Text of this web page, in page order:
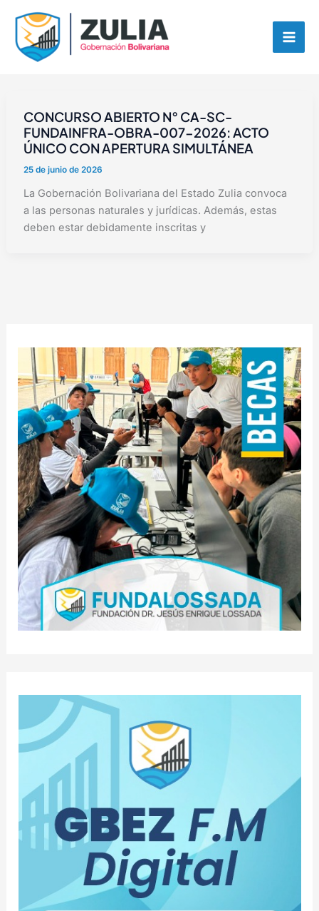
contenido
contenido
CONCURSO ABIERTO N° CA-SC-
FUNDAINFRA-OBRA-007-2026: ACTO
ÚNICO CON APERTURA SIMULTÁNEA
25 de junio de 2026
La Gobernación Bolivariana del Estado Zulia convoca
a las personas naturales y jurídicas. Además, estas
deben estar debidamente inscritas y